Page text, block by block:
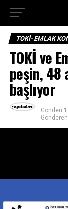
TOKI-EMLAK
TOKİ ve
peşin, 48
başlıyor
Gönderi
Gönderen